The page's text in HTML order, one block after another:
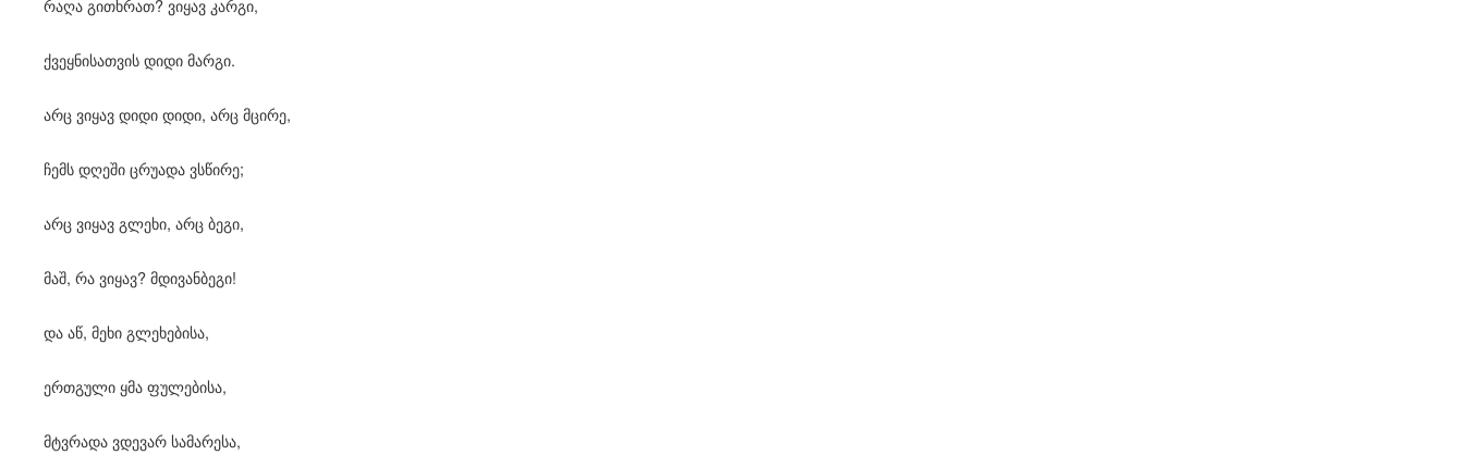
რაღა გითხრათ? ვიყავ კარგი,
ქვეყნისათვის დიდი მარგი.
არც ვიყავ დიდი დიდი, არც მცირე,
ჩემს დღეში ცრუადა ვსწირე;
არც ვიყავ გლეხი, არც ბეგი,
მაშ, რა ვიყავ? მდივანბეგი!
და აწ, მეხი გლეხებისა,
ერთგული ყმა ფულებისა,
მტვრადა ვდევარ სამარესა,